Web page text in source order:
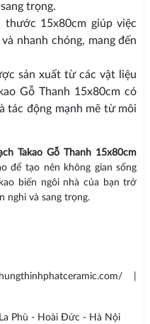
trọng.
thước 15x80cm giúp việc
nhanh chóng, mang đến
sản xuất từ các vật liệu
Gỗ Thanh 15x80cm có
tác động mạnh mẽ từ môi
Takao Gỗ Thanh 15x80cm
để tạo nên không gian sống
biến ngôi nhà của bạn trở
nghi và sang trọng.
|
Phù - Hoài Đức - Hà Nội